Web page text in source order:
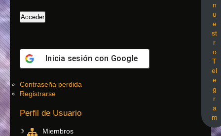
Inicia sesión con Google
Contraseña perdida
Registrarse
Perfil de Usuario
Miembros
n
u
e
st
r
o
T
el
e
g
r
a
m